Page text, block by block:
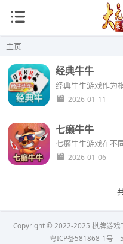
主页
经典牛牛
2026-01-11
七癞牛牛
2026-01-06
Copyright © 2022-2025 棋牌游戏
粤ICP备581868-1号